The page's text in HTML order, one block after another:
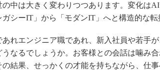
の中は大きく変わりつつあります。変化は
ガシーIT」から「モダンIT」へと構造的な転
あれエンジニア職であれ、新入社員や若手
うなるでしょうか。お客様との会話は噛み
の結果、せっかくの才能を持ちながら、仕